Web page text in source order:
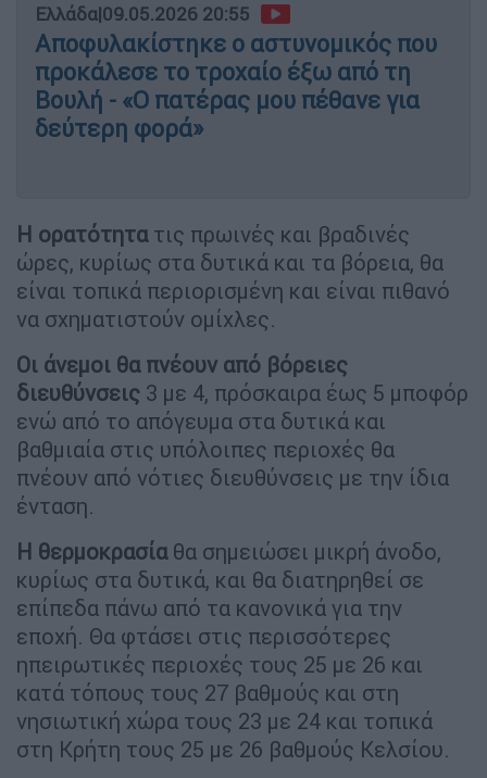
Ελλάδα|09.05.2026 20:55
Αποφυλακίστηκε ο αστυνομικός που
προκάλεσε το τροχαίο έξω από τη
Βουλή - «Ο πατέρας μου πέθανε για
δεύτερη φορά»
Η ορατότητατις πρωινές και βραδινές
ώρες, κυρίως στα δυτικά και τα βόρεια, θα
είναι τοπικά περιορισμένη και είναι πιθανό
να σχηματιστούν ομίχλες.
Οι άνεμοι θα πνέουν από βόρειες
διευθύνσεις 3 με 4, πρόσκαιρα έως 5 μποφόρ
ενώ από το απόγευμα στα δυτικά και
βαθμιαία στις υπόλοιπες περιοχές θα
πνέουν από νότιες διευθύνσεις με την ίδια
ένταση.
Η θερμοκρασίαθα σημειώσει μικρή άνοδο,
κυρίως στα δυτικά, και θα διατηρηθεί σε
επίπεδα πάνω από τα κανονικά για την
εποχή. Θα φτάσει στις περισσότερες
ηπειρωτικές περιοχές τους 25 με 26 και
κατά τόπους τους 27 βαθμούς και στη
νησιωτική χώρα τους 23 με 24 και τοπικά
στη Κρήτη τους 25 με 26 βαθμούς Κελσίου.